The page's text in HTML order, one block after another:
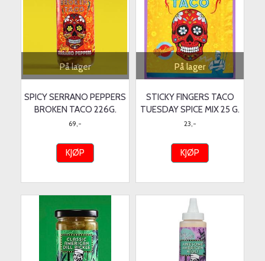
På lager
SPICY SERRANO PEPPERS
BROKEN TACO 226G.
69,-
KJØP
På lager
STICKY FINGERS TACO
TUESDAY SPICE MIX 25 G.
23,-
KJØP